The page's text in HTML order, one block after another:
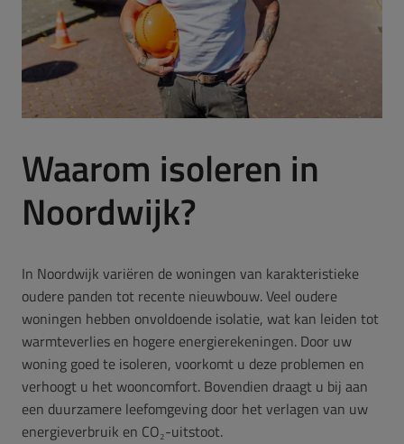
Waarom isoleren in
Noordwijk?
In Noordwijk variëren de woningen van karakteristieke
oudere panden tot recente nieuwbouw.Veel oudere
woningen hebben onvoldoende isolatie, wat kan leiden tot
warmteverlies en hogere energierekeningen. Door uw
woning goed te isoleren, voorkomt u deze problemen en
verhoogt u het wooncomfort. Bovendien draagt u bij aan
een duurzamere leefomgeving door het verlagen van uw
energieverbruik en CO₂-uitstoot.